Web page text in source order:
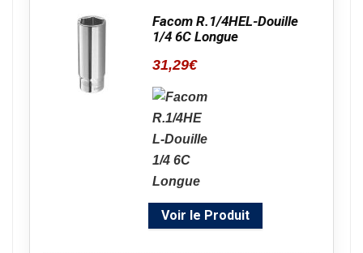
Facom R.1/4HEL-Douille
1/4 6C Longue
31,29€
Voir le Produit